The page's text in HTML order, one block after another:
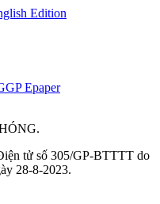
Edition
Epaper
tử số 305/GP-BTTTT do
28-8-2023.